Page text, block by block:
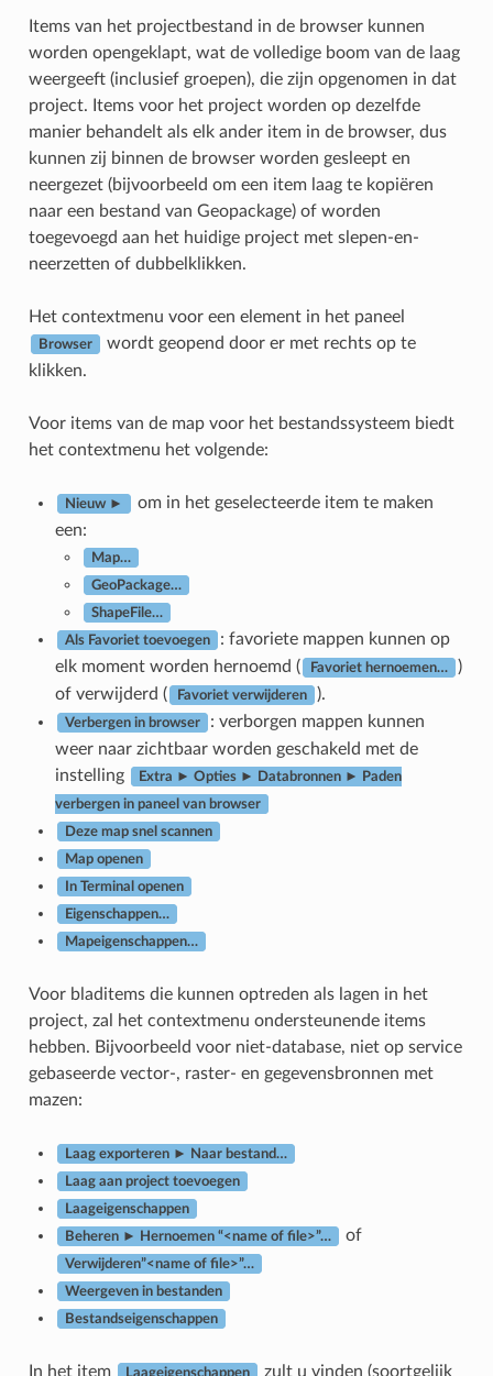
Items van het projectbestand in de browser kunnen
worden opengeklapt, wat de volledige boom van de laag
weergeeft (inclusief groepen), die zijn opgenomen in dat
project. Items voor het project worden op dezelfde
manier behandelt als elk ander item in de browser, dus
kunnen zij binnen de browser worden gesleept en
neergezet (bijvoorbeeld om een item laag te kopiëren
naar een bestand van Geopackage) of worden
toegevoegd aan het huidige project met slepen-en-
neerzetten of dubbelklikken.
Het contextmenu voor een element in het paneel
Browser
wordt geopend door er met rechts op te
klikken.
Voor items van de map voor het bestandssysteem biedt
het contextmenu het volgende:
Nieuw ►
om in het geselecteerde item te maken
een:
Map…
GeoPackage…
ShapeFile…
Als Favoriet toevoegen
: favoriete mappen kunnen op
elk moment worden hernoemd (
Favoriet hernoemen…
)
of verwijderd (
Favoriet verwijderen ).
Verbergen in browser
: verborgen mappen kunnen
weer naar zichtbaar worden geschakeld met de
instelling
Extra ► Opties ► Databronnen ► Paden
verbergen in paneel van browser
Deze map snel scannen
Map openen
In Terminal openen
Eigenschappen…
Mapeigenschappen…
Voor bladitems die kunnen optreden als lagen in het
project, zal het contextmenu ondersteunende items
hebben. Bijvoorbeeld voor niet-database, niet op service
gebaseerde vector-, raster- en gegevensbronnen met
mazen:
Laag exporteren ► Naar bestand…
Laag aan project toevoegen
Laageigenschappen
Beheren ► Hernoemen “<name of file>”… of
Verwijderen”<name of file>”…
Weergeven in bestanden
Bestandseigenschappen
In het item Laageigenschappen zult u vinden (soortgelijk